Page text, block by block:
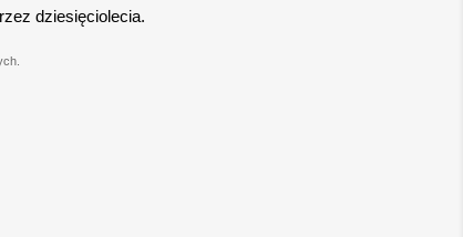
dziesięciolecia.